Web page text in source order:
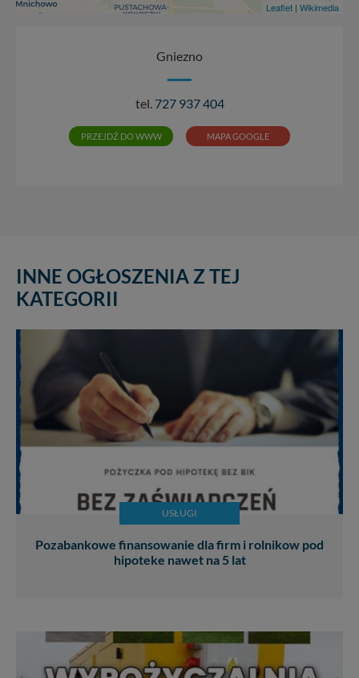
Leaflet | Wikimedia
Gniezno
tel. 727 937 404
PRZEJDŹ DO WWW MAPA GOOGLE
INNE OGŁOSZENIA Z TEJ
KATEGORII
USŁUGI
Pozabankowe finansowanie dla firm i rolnikow pod
hipoteke nawet na 5 lat